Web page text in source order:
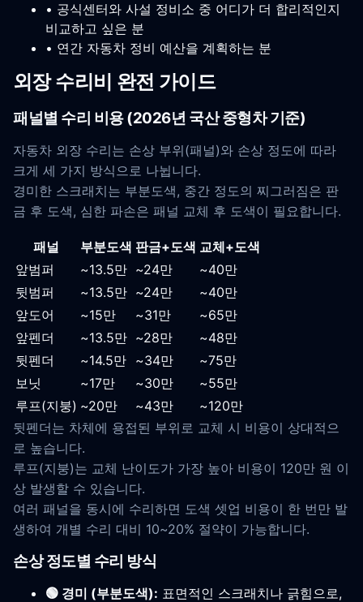
• 공식센터와 사설 정비소 중 어디가 더 합리적인지
비교하고 싶은 분
• 연간 자동차 정비 예산을 계획하는 분
외장 수리비 완전 가이드
패널별 수리 비용 (2026년 국산 중형차 기준)
자동차 외장 수리는 손상 부위(패널)와 손상 정도에 따라
크게 세 가지 방식으로 나뉩니다.
경미한 스크래치는 부분도색, 중간 정도의 찌그러짐은 판
금 후 도색, 심한 파손은 패널 교체 후 도색이 필요합니다.
패널 부분도색 판금+도색 교체+도색
앞범퍼
~13.5만 ~24만
~40만
뒷범퍼
~13.5만 ~24만
~40만
앞도어
~15만 ~31만
~65만
앞펜더
~13.5만 ~28만
~48만
뒷펜더
~14.5만 ~34만
~75만
보닛
~17만 ~30만
~55만
루프(지붕) ~20만 ~43만
~120만
뒷펜더는 차체에 용접된 부위로 교체 시 비용이 상대적으
로 높습니다.
루프(지붕)는 교체 난이도가 가장 높아 비용이 120만 원 이
상 발생할 수 있습니다.
여러 패널을 동시에 수리하면 도색 셋업 비용이 한 번만 발
생하여 개별 수리 대비 10~20% 절약이 가능합니다.
손상 정도별 수리 방식
🟢 경미 (부분도색): 표면적인 스크래치나 긁힘으로,